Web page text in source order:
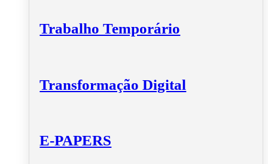
Trabalho Temporário
Transformação Digital
E-PAPERS